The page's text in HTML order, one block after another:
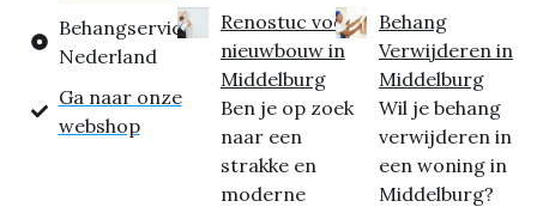
Behangservice
Nederland
Ga naar onze
webshop
Renostuc voor
nieuwbouw in
Middelburg
Ben je op zoek
naar een
strakke en
moderne
Behang
Verwijderen in
Middelburg
Wil je behang
verwijderen in
een woning in
Middelburg?